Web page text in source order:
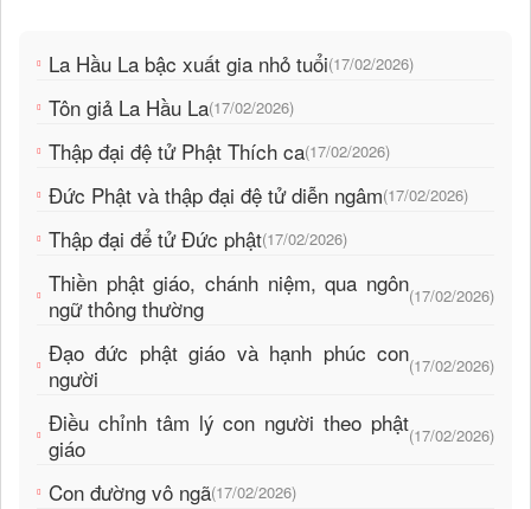
La Hầu La bậc xuất gia nhỏ tuổi(17/02/2026)
Tôn giả La Hầu La(17/02/2026)
Thập đại đệ tử Phật Thích ca(17/02/2026)
Đức Phật và thập đại đệ tử diễn ngâm(17/02/2026)
Thập đại để tử Đức phật(17/02/2026)
Thiền phật giáo, chánh niệm, qua ngôn
ngữ thông thường
(17/02/2026)
Đạo đức phật giáo và hạnh phúc con
người
(17/02/2026)
Điều chỉnh tâm lý con người theo phật
giáo
(17/02/2026)
Con đường vô ngã(17/02/2026)